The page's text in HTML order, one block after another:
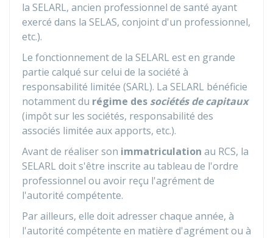
la SELARL, ancien professionnel de santé ayant
exercé dans la SELAS, conjoint d'un professionnel,
etc.).
Le fonctionnement de la SELARL est en grande
partie calqué sur celui de la société à
responsabilité limitée (SARL). La SELARL bénéficie
notamment du régime des sociétés de capitaux
(impôt sur les sociétés, responsabilité des
associés limitée aux apports, etc.).
Avant de réaliser son immatriculation au RCS, la
SELARL doit s'être inscrite au tableau de l'ordre
professionnel ou avoir reçu l'agrément de
l'autorité compétente.
Par ailleurs, elle doit adresser chaque année, à
l'autorité compétente en matière d'agrément ou à